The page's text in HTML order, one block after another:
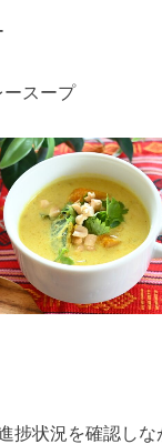
ースープ
状況を確認しな